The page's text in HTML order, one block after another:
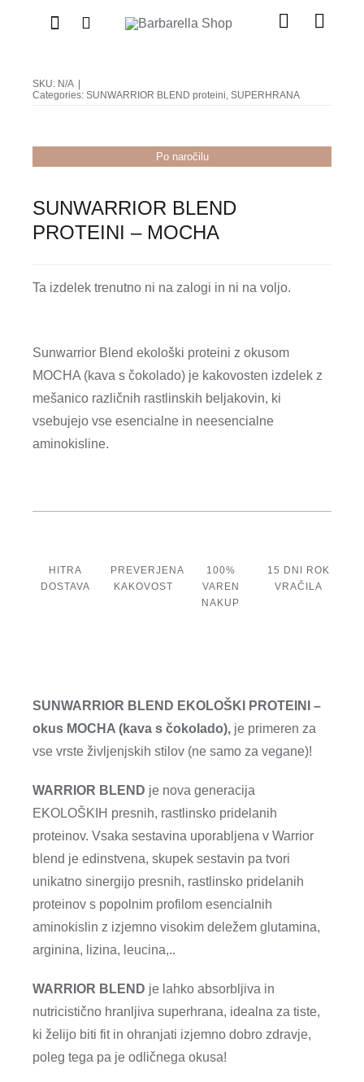
Toggle
ZNIŽANO
BLOG
SKU: N/A
Categories: SUNWARRIOR BLEND proteini, SUPERHRANA
Po naročilu
SUNWARRIOR BLEND
PROTEINI – MOCHA
Ta izdelek trenutno ni na zalogi in ni na voljo.
Sunwarrior Blend ekološki proteini z okusom
MOCHA (kava s čokolado) je kakovosten izdelek z
mešanico različnih rastlinskih beljakovin, ki
vsebujejo vse esencialne in neesencialne
aminokisline.
HITRA
DOSTAVA
PREVERJENA
KAKOVOST
100%
VAREN
NAKUP
15 DNI ROK
VRAČILA
SUNWARRIOR BLEND EKOLOŠKI PROTEINI –
okus MOCHA (kava s čokolado), je primeren za
vse vrste življenjskih stilov (ne samo za vegane)!
WARRIOR BLEND je nova generacija
EKOLOŠKIH presnih, rastlinsko pridelanih
proteinov. Vsaka sestavina uporabljena v Warrior
blend je edinstvena, skupek sestavin pa tvori
unikatno sinergijo presnih, rastlinsko pridelanih
proteinov s popolnim profilom esencialnih
aminokislin z izjemno visokim deležem glutamina,
arginina, lizina, leucina,..
WARRIOR BLEND je lahko absorbljiva in
nutricistično hranljiva superhrana, idealna za tiste,
ki želijo biti fit in ohranjati izjemno dobro zdravje,
poleg tega pa je odličnega okusa!